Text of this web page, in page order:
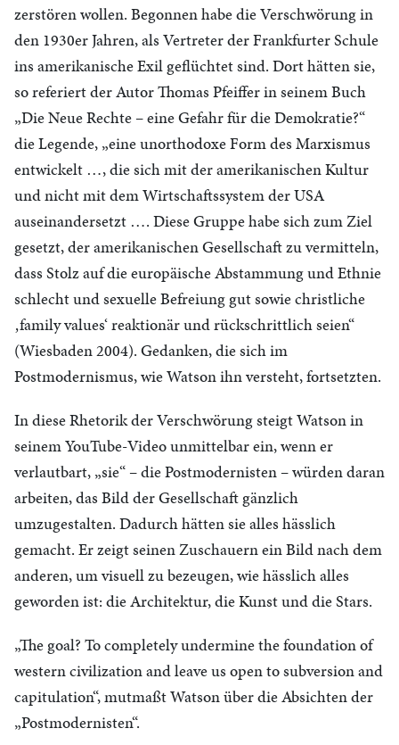
zerstören wollen. Begonnen habe die Verschwörung in
den 1930er Jahren, als Vertreter der Frankfurter Schule
ins amerikanische Exil geflüchtet sind. Dort hätten sie,
so referiert der Autor Thomas Pfeiffer in seinem Buch
„Die Neue Rechte – eine Gefahr für die Demokratie?“
die Legende, „eine unorthodoxe Form des Marxismus
entwickelt …, die sich mit der amerikanischen Kultur
und nicht mit dem Wirtschaftssystem der USA
auseinandersetzt …. Diese Gruppe habe sich zum Ziel
gesetzt, der amerikanischen Gesellschaft zu vermitteln,
dass Stolz auf die europäische Abstammung und Ethnie
schlecht und sexuelle Befreiung gut sowie christliche
‚family values‘ reaktionär und rückschrittlich seien“
(Wiesbaden 2004). Gedanken, die sich im
Postmodernismus, wie Watson ihn versteht, fortsetzten.
In diese Rhetorik der Verschwörung steigt Watson in
seinem YouTube-Video unmittelbar ein, wenn er
verlautbart, „sie“ – die Postmodernisten – würden daran
arbeiten, das Bild der Gesellschaft gänzlich
umzugestalten. Dadurch hätten sie alles hässlich
gemacht. Er zeigt seinen Zuschauern ein Bild nach dem
anderen, um visuell zu bezeugen, wie hässlich alles
geworden ist: die Architektur, die Kunst und die Stars.
„The goal? To completely undermine the foundation of
western civilization and leave us open to subversion and
capitulation“, mutmaßt Watson über die Absichten der
„Postmodernisten“.